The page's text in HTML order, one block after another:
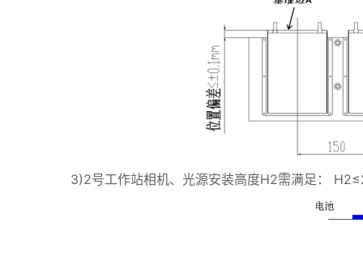
3)2号工作站相机、光源安装高度H2需满足：